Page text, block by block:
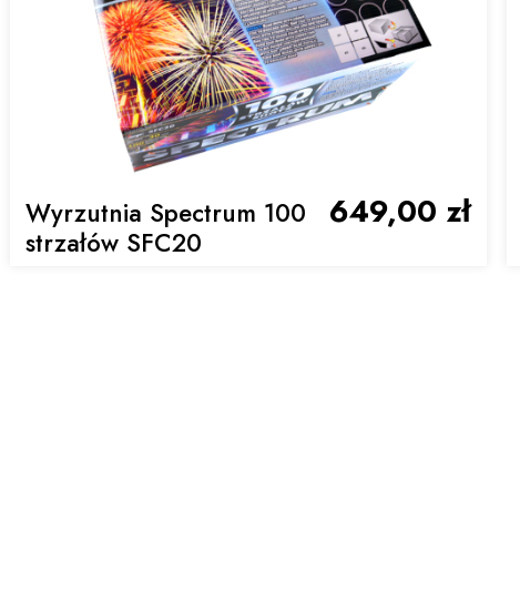
Wyrzutnia Spectrum 100
strzałów SFC20
649,00 zł